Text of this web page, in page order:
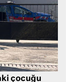
çocuğu